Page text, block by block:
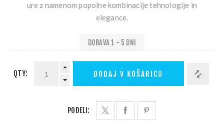
ure z namenom popolne kombinacije tehnologije in
elegance.
DOBAVA 1 - 5 DNI
QTY: DODAJ V KOŠARICO
PODELI: